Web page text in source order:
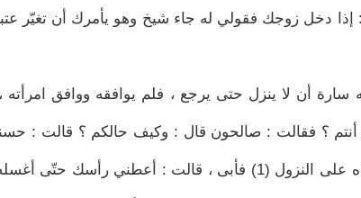
دخل زوجك فقولي له جاء شيخ وهو يأمرك أن تغيّر
سارة أن لا ينزل حتى يرجع ، فلم يوافقه ووافق امرأته
؟ فقالت : صالحون قال : وكيف حالكم ؟ قالت :
بخير ، انزل يرحمك الله حتّى يأتي ، فأبى ولم تزل به تريده على النزول (1) فأبى ، قالت : أعطني